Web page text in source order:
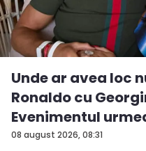
08 august 2026, 08:31
Unde ar avea loc
Ronaldo cu
Evenimentul